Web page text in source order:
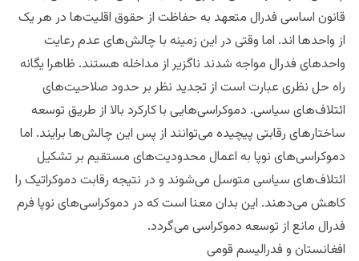
قانون اساسی فدرال متعهد به حفاظت از حقوق اقلیت‌ها در هر یک
از واحدها اند. اما وقتی در این زمینه با چالش‌های عدم رعایت
واحدهای فدرال مواجه شدند ناگزیر از مداخله هستند. ظاهرا یگانه
راه‌ حل نظری عبارت است از تجدید نظر بر حدود صلاحیت‌های
ائتلاف‌های سیاسی. دموکراسی‌هایی با کارکرد بالا از طریق توسعه
ساختارهای رقابتی پیچیده می‌توانند از پس این چالش‌ها برایند. اما
دموکراسی‌های نوپا به اعمال محدودیت‌های مستقیم بر تشکیل
ائتلاف‌های سیاسی متوسل می‌شوند و در نتیجه رقابت دموکراتیک را
کاهش می‌دهند. این بدان معنا است که در دموکراسی‌های نوپا فرم
فدرال مانع از توسعه دموکراسی می‌گردد.
افغانستان و فدرالیسم قومی